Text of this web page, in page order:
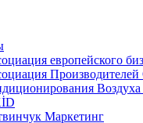
европейского
Маркетинг